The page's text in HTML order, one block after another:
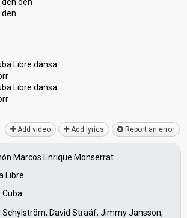
den
Libre dansa
Libre dansa
Add video Add lyrics Report an error
Marcos Enrique Monserrat
Libre
Cuba
Schylström, David Strääf, Jimmy Jansson,